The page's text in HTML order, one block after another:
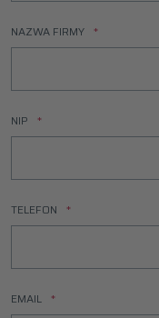
NAZWA FIRMY
NIP
TELEFON
EMAIL